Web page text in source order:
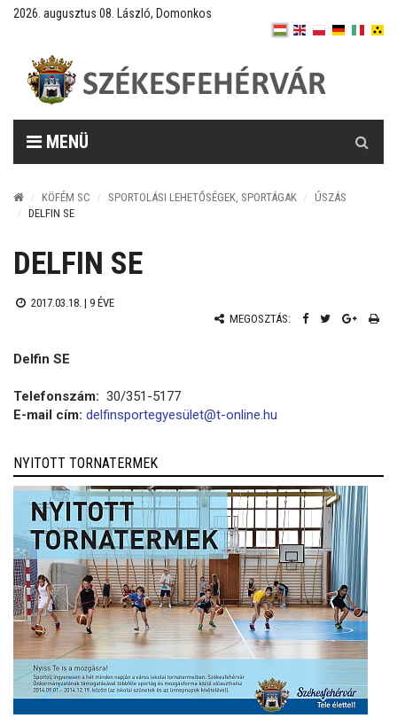
2026. augusztus 08. László, Domonkos
MENÜ
KÖFÉM SC SPORTOLÁSI LEHETŐSÉGEK, SPORTÁGAK
ÚSZÁS
DELFIN SE
DELFIN SE
2017.03.18. | 9 ÉVE
MEGOSZTÁS:
Delfin SE
Telefonszám: 30/351-5177
E-mail cím: delfinsportegyesület@t-online.hu
NYITOTT TORNATERMEK